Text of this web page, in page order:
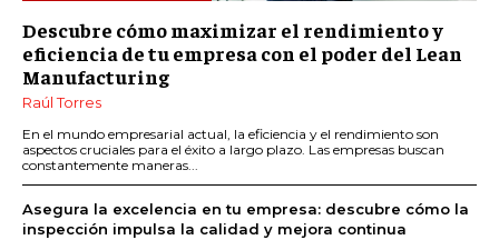
Descubre cómo maximizar el rendimiento y
eficiencia de tu empresa con el poder del Lean
Manufacturing
Raúl Torres
En el mundo empresarial actual, la eficiencia y el rendimiento son
aspectos cruciales para el éxito a largo plazo. Las empresas buscan
constantemente maneras...
Asegura la excelencia en tu empresa: descubre cómo la
inspección impulsa la calidad y mejora continua